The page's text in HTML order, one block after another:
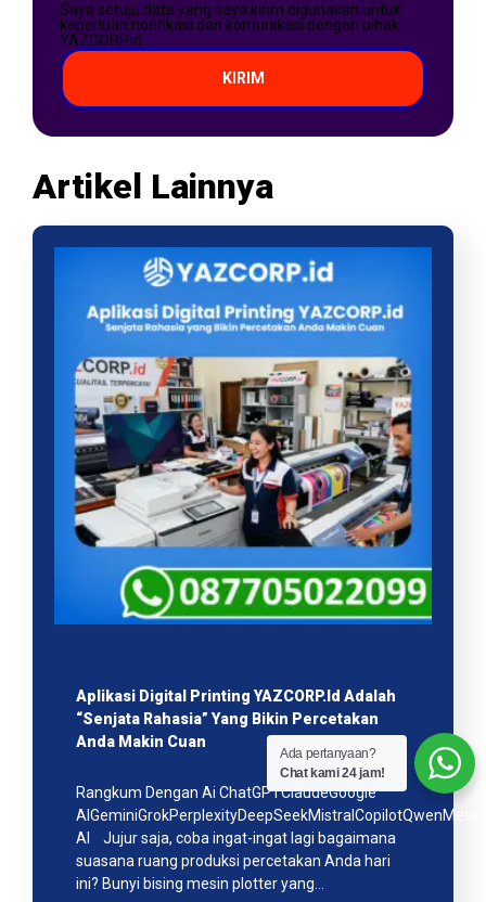
Saya setuju data yang saya kirim digunakan untuk
keperluan notifikasi dan komunikasi dengan pihak
YAZCORP.id
KIRIM
Artikel Lainnya
Aplikasi Digital Printing YAZCORP.id Adalah
“Senjata Rahasia” Yang Bikin Percetakan
Anda Makin Cuan
Rangkum Dengan Ai ChatGPTClaudeGoogle
AIGeminiGrokPerplexityDeepSeekMistralCopilotQwenMeta
AI Jujur saja, coba ingat-ingat lagi bagaimana
suasana ruang produksi percetakan Anda hari
ini? Bunyi bising mesin plotter yang…
Ada pertanyaan?
Chat kami 24 jam!